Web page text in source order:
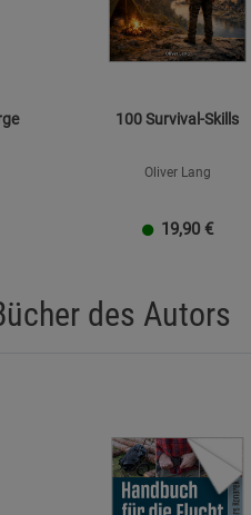
100 Survival-Skills
Oliver Lang
19,90 €
des Autors